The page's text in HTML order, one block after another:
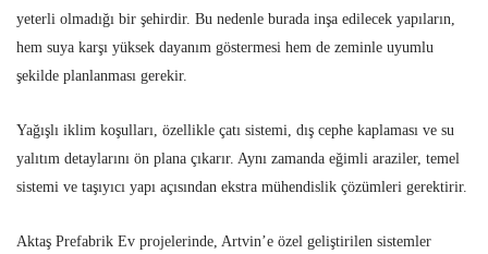
yeterli olmadığı bir şehirdir. Bu nedenle burada inşa edilecek yapıların,
hem suya karşı yüksek dayanım göstermesi hem de zeminle uyumlu
şekilde planlanması gerekir.
Yağışlı iklim koşulları, özellikle çatı sistemi, dış cephe kaplaması ve su
yalıtım detaylarını ön plana çıkarır. Aynı zamanda eğimli araziler, temel
sistemi ve taşıyıcı yapı açısından ekstra mühendislik çözümleri gerektirir.
Aktaş Prefabrik Ev projelerinde, Artvin’e özel geliştirilen sistemler